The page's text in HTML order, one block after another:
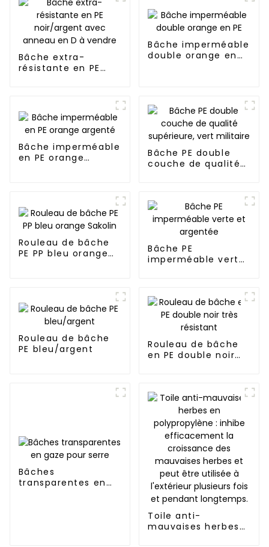
Bâche extra-
résistante en PE
Bâche imperméable
double orange en
Bâche imperméable
en PE orange
Bâche PE double
couche de qualité
Rouleau de bâche
PE PP bleu orange
Bâche PE
imperméable verte
Rouleau de bâche
PE bleu/argent
Rouleau de bâche
en PE double noir
Bâches
transparentes en
Toile anti-
mauvaises herbes